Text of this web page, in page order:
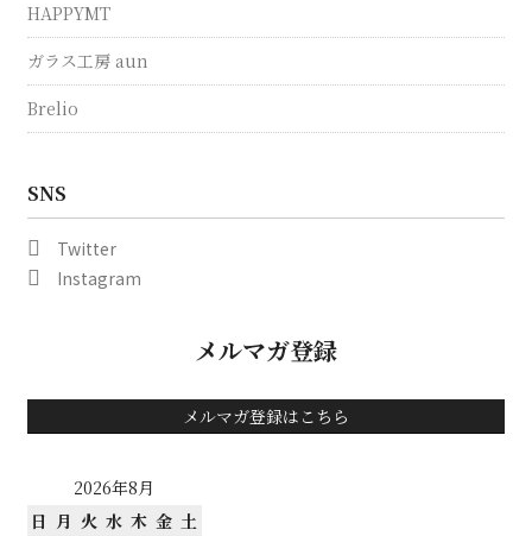
HAPPYMT
ガラス工房 aun
Brelio
SNS
Twitter
Instagram
メルマガ登録
メルマガ登録はこちら
2026年8月
日 月 火 水 木 金 土